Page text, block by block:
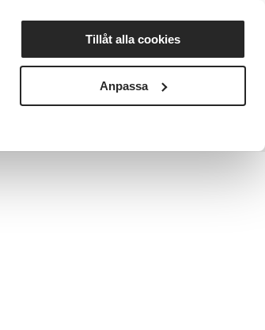
Tillåt alla cookies
Anpassa
Nyheter Avdelningar